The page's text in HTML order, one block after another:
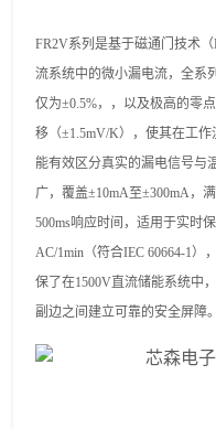
FR2V系列 是基于磁通门技术（
流系统中的微小漏电流，全系
仅为±0.5%， ， 以及极高的零
移（±1.5mV/K） ， 使其在工作
能有效区分真实的漏电信号与
广，覆盖±10mA至±300mA，
500ms响应时间，适用于实时
AC/1min（符合IEC 60664-1）
保了在1500V直流储能系统中
副边之间建立可靠的安全屏障。